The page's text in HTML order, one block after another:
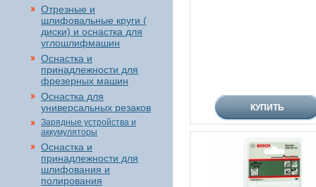
Отрезные и
шлифовальные круги (
диски) и оснастка для
углошлифмашин
Оснастка и
принадлежности для
фрезерных машин
Оснастка для
универсальных резаков
Зарядные устройства и
аккумуляторы
Оснастка и
принадлежности для
шлифования и
полирования